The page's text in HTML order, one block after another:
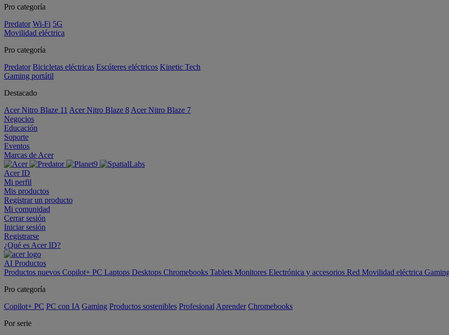
Pro categoría
Predator Wi-Fi 5G
Movilidad eléctrica
Pro categoría
Predator Bicicletas eléctricas Escúteres eléctricos Kinetic Tech
Gaming portátil
Destacado
Acer Nitro Blaze 11 Acer Nitro Blaze 8 Acer Nitro Blaze 7
Negocios
Educación
Soporte
Eventos
Marcas de Acer
Acer ID
Mi perfil
Mis productos
Registrar un producto
Mi comunidad
Cerrar sesión
Iniciar sesión
Registrarse
¿Qué es Acer ID?
AI Productos
Productos nuevos Copilot+ PC Laptops Desktops Chromebooks Tablets Monitores Electrónica y accesorios Red Movilidad eléctrica
Pro categoría
Copilot+ PC PC con IA Gaming Productos sostenibles Profesional Aprender Chromebooks
Por serie